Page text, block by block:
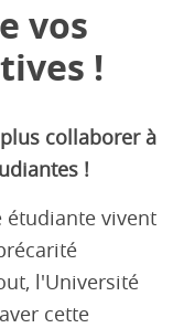
vos
!
collaborer à
!
étudiante vivent
l'Université
cette